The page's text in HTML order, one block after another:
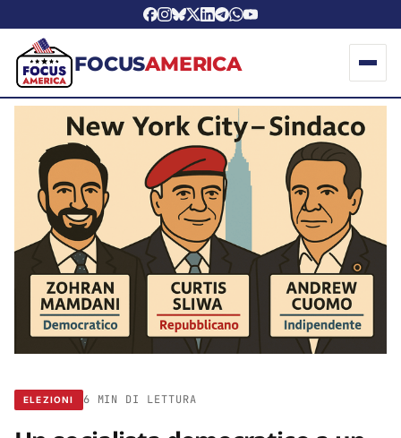
FOCUSAMERICA
ELEZIONI 6 MIN DI LETTURA